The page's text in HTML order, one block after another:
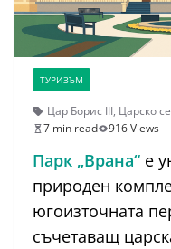
ТУРИЗЪМ
Цар Борис III, Царско
7 min read
916 Views
Парк „Врана“ е
природен
югоизточната
съчетаващ